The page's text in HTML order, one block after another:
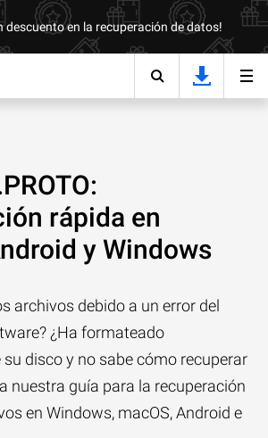
descuento en la recuperación de datos!
rápida en
y Windows
archivos debido a un error del
¿Ha formateado
disco y no sabe cómo recuperar
nuestra guía para la recuperación
en Windows, macOS, Android e